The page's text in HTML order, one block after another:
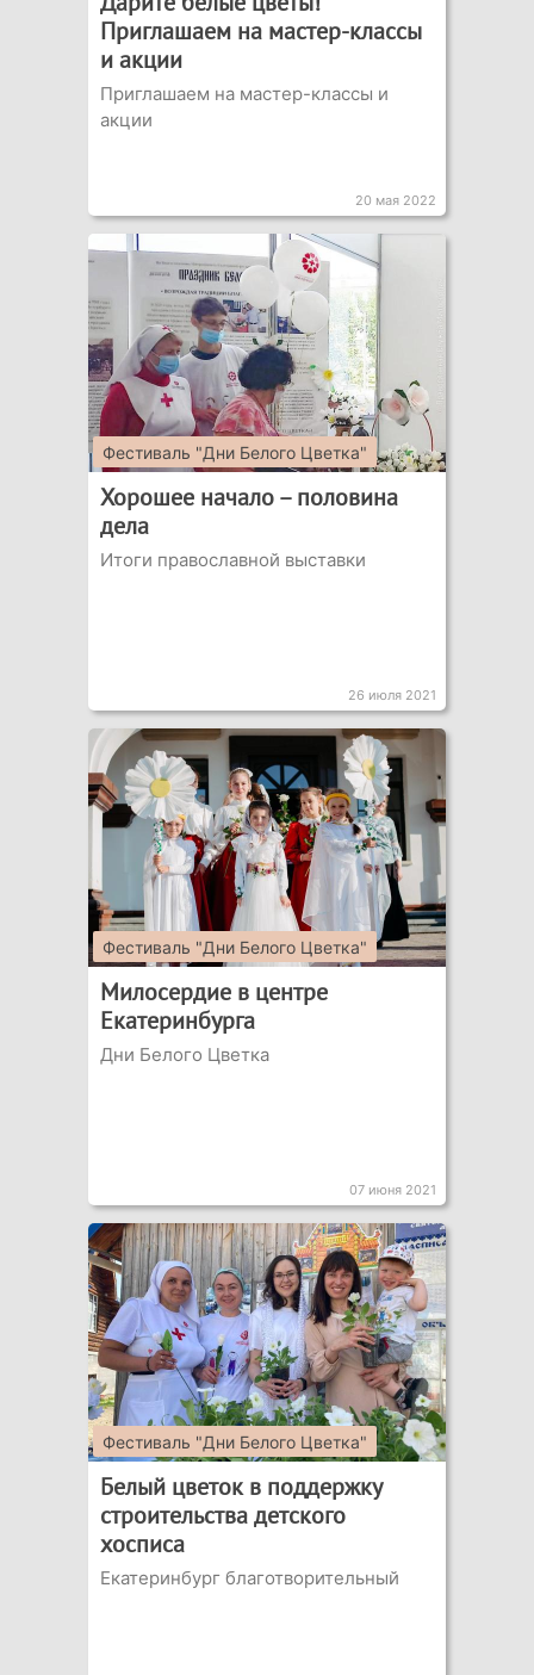
Приглашаем на мастер-классы
и акции
Приглашаем на мастер-классы и
акции
20 мая 2022
Фестиваль "Дни Белого Цветка"
Хорошее начало – половина
дела
Итоги православной выставки
26 июля 2021
Фестиваль "Дни Белого Цветка"
Милосердие в центре
Екатеринбурга
Дни Белого Цветка
07 июня 2021
Фестиваль "Дни Белого Цветка"
Белый цветок в поддержку
строительства детского
хосписа
Екатеринбург благотворительный